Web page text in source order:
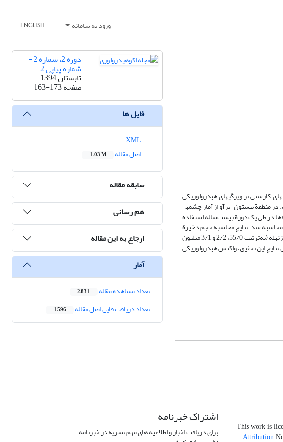
ورود به سامانه ENGLISH
کارستی بر ویژگی­های هیدرولوژیکی
چشمه­های کارستی صورت گرفته است. مناطق بررسی‌شده در این تحقیق، دو آبخوان کارستی بیستون-پرآو و کوه پاطاق در استان کرمانشاه است. در منطقة بیستون-پرآو از آمار چشمه­
در طی یک دورة بیست‌ساله استفاده
محاسبه شد. نتایج محاسبة حجم ذخیرة
دینامیک نشان داد که حجم ذخیرۀ چشمة قره‌بلاغ در منطقة پاطاق 3/29 میلیون متر مکعب است که از حجم ذخیرۀ چشمه­های بیستون، برکه و گزنهله (به‌ترتیب 55/0، 2/2 و 3/1 میلیون
این تحقیق، واکنش هیدرولوژیکی
دوره 2، شماره 2 -
شماره پیاپی 2
تابستان 1394
صفحه163-173
فایل ها
اصل مقاله
1.03 M
سابقه مقاله
هم رسانی
ارجاع به این مقاله
آمار
تعداد مشاهده مقاله 2,831
تعداد دریافت فایل اصل مقاله 1,596
This work is
Attribution
اشتراک خبرنامه
برای دریافت اخبار و اطلاعیه های مهم نشریه در خبرنامه